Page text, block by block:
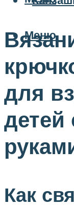
Меню
для
детей
Как